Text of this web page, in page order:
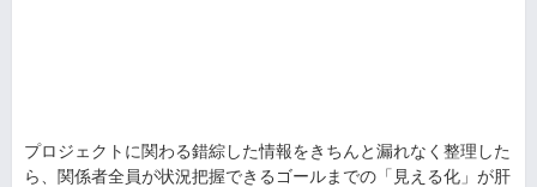
プロジェクトに関わる錯綜した情報をきちんと漏れなく整理した
ら、関係者全員が状況把握できるゴールまでの「見える化」が肝